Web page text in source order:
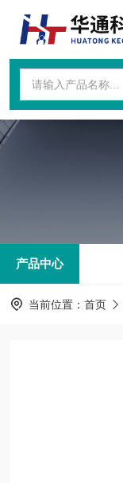
产品中心
当前位置： 首页